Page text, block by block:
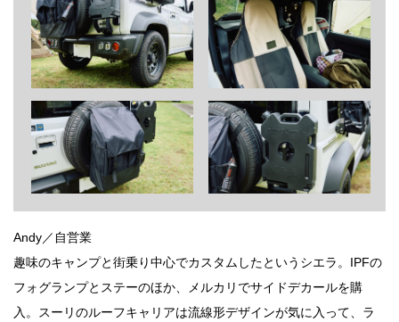
Andy／自営業
趣味のキャンプと街乗り中心でカスタムしたというシエラ。IPFの
フォグランプとステーのほか、メルカリでサイドデカールを購
入。スーリのルーフキャリアは流線形デザインが気に入って、ラ